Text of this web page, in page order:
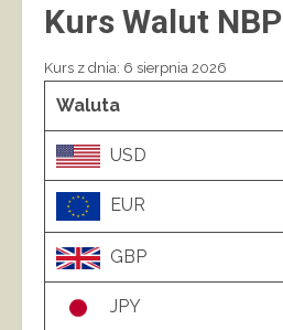
Kurs Walut NBP
Kurs z dnia: 6 sierpnia 2026
Waluta
USD
EUR
GBP
JPY